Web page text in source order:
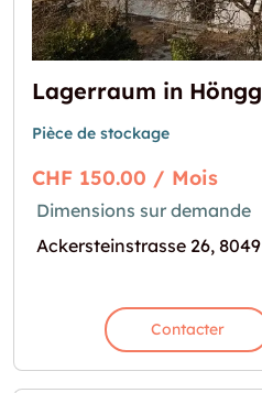
Lagerraum in Höngg
Pièce de stockage
CHF 150.00 / Mois
Dimensions sur demande
Ackersteinstrasse 26,
Contacter